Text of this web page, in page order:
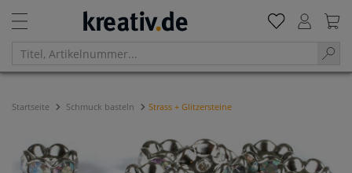
Startseite Schmuck basteln Strass + Glitzersteine